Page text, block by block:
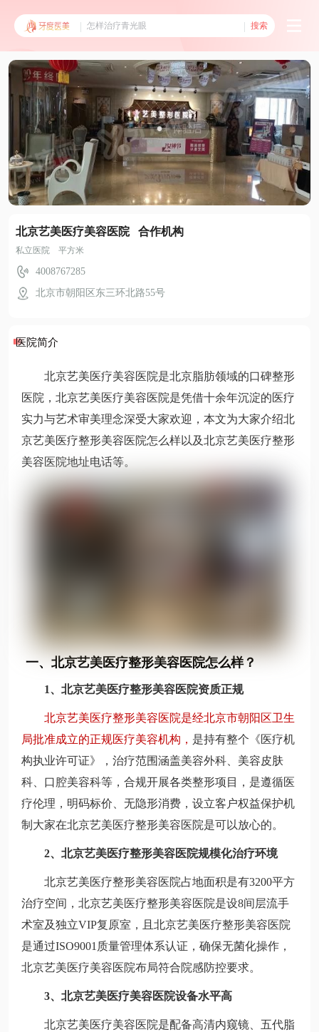
搜索
北京艺美医疗美容医院 合作机构
私立医院 平方米
4008767285
北京市朝阳区东三环北路55号
医院简介
北京艺美医疗美容医院是北京脂肪领域的口碑整形
医院，北京艺美医疗美容医院是凭借十余年沉淀的医疗
实力与艺术审美理念深受大家欢迎，本文为大家介绍北
京艺美医疗整形美容医院怎么样以及北京艺美医疗整形
美容医院地址电话等。
一、北京艺美医疗整形美容医院怎么样？
1、北京艺美医疗整形美容医院资质正规
北京艺美医疗整形美容医院是经北京市朝阳区卫生
局批准成立的正规医疗美容机构， 是持有整个《医疗机
构执业许可证》，治疗范围涵盖美容外科、美容皮肤
科、口腔美容科等，合规开展各类整形项目，是遵循医
疗伦理，明码标价、无隐形消费，设立客户权益保护机
制大家在北京艺美医疗整形美容医院是可以放心的。
2、北京艺美医疗整形美容医院规模化治疗环境
北京艺美医疗整形美容医院占地面积是有3200平方
治疗空间，北京艺美医疗整形美容医院是设8间层流手
术室及独立VIP复原室，且北京艺美医疗整形美容医院
是通过ISO9001质量管理体系认证，确保无菌化操作，
北京艺美医疗美容医院布局符合院感防控要求。
3、北京艺美医疗美容医院设备水平高
北京艺美医疗美容医院是配备高清内窥镜、五代脂